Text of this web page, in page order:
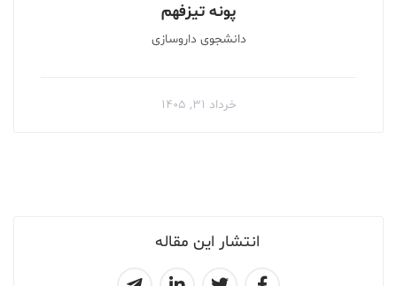
انتشار این مقاله
پونه تیزفهم
دانشجوی داروسازی
خرداد ۳۱, ۱۴۰۵